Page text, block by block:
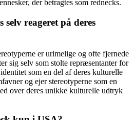
der betragtes som rednecks.
reageret på deres
er urimelige og ofte fjernede
sig selv som stolte repræsentanter for
som en del af deres kulturelle
og ejer stereotyperne som en
over deres unikke kulturelle udtryk